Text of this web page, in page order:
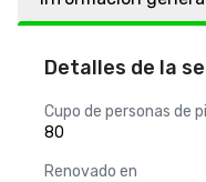
Detalles de la
Cupo de personas de
80
Renovado en